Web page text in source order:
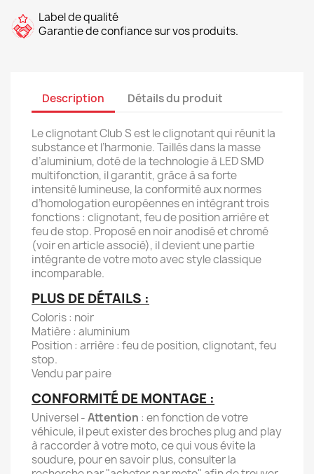
Label de qualité
Garantie de confiance sur vos produits.
Description Détails du produit
Le clignotant Club S est le clignotant qui réunit la
substance et l’harmonie. Taillés dans la masse
d’aluminium, doté de la technologie à LED SMD
multifonction, il garantit, grâce à sa forte
intensité lumineuse, la conformité aux normes
d’homologation européennes en intégrant trois
fonctions : clignotant, feu de position arrière et
feu de stop. Proposé en noir anodisé et chromé
(voir en article associé), il devient une partie
intégrante de votre moto avec style classique
incomparable.
PLUS DE DÉTAILS :
Coloris : noir
Matière : aluminium
Position : arrière : feu de position, clignotant, feu
stop.
Vendu par paire
CONFORMITÉ DE MONTAGE :
Universel -Attention : en fonction de votre
véhicule, il peut exister des broches plug and play
à raccorder à votre moto, ce qui vous évite la
soudure, pour en savoir plus, consulter la